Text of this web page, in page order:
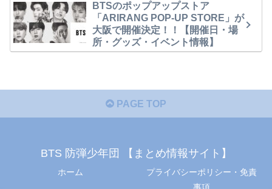
BTSのポップアップストア
「ARIRANG POP-UP STORE」が
大阪で開催決定！！【開催日・場
所・グッズ・イベント情報】
PAGE TOP
BTS 防弾少年団 【まとめ情報サイト】
ホーム
プライバシーポリシー・免責